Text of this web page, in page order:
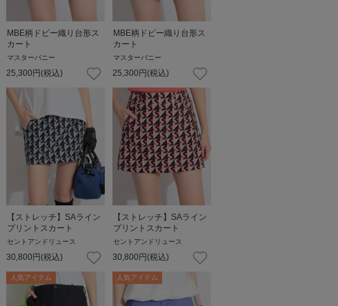
MBE柄ドビー織り台形ス
カート
マスターバニー
25,300円(税込)
MBE柄ドビー織り台形ス
カート
マスターバニー
25,300円(税込)
【ストレッチ】SAライン
プリントスカート
セントアンドリュース
30,800円(税込)
【ストレッチ】SAライン
プリントスカート
セントアンドリュース
30,800円(税込)
人気アイテム 人気アイテム